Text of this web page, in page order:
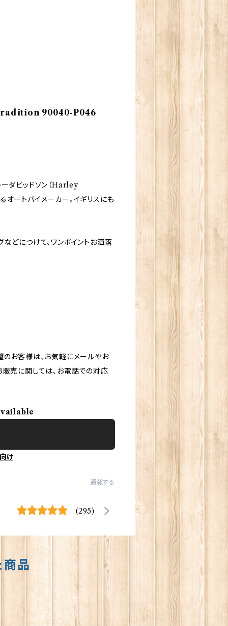
】Tradition 90040-P046
ダビッドソン（Harley
ートバイメーカー。イギリスにも
どにつけて、ワンポイントお洒落
お客様は、お気軽にメールやお
売に関しては、お電話での対応
け
通報する
(295)
商品